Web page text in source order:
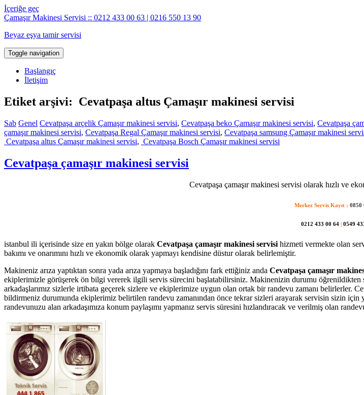
İçeriğe geç
Çamaşır Makinesi Servisi :: 0212 433 00 63 | 0216 550 13 90
Beyaz eşya tamir servisi
Toggle navigation
Başlangıç
İletişim
Etiket arşivi: Cevatpaşa altus Çamaşır makinesi servisi
Sab Genel Cevatpaşa arçelik Çamaşır makinesi servisi, Cevatpaşa beko Çamaşır makinesi servisi, Cevatpaşa
çamaşır makinesi servisi, Cevatpaşa Regal Çamaşır makinesi servisi, Cevatpaşa samsung Çamaşır makinesi
Cevatpaşa altus Çamaşır makinesi servisi, Cevatpaşa Bosch Çamaşır makinesi servisi
Cevatpaşa çamaşır makinesi servisi
Cevatpaşa çamaşır makinesi servisi olarak hızlı ve
Merkez Servis Kayıt : 0850
0212 433 00 64 | 0549
istanbul ili içerisinde size en yakın bölge olarak Cevatpaşa çamaşır makinesi servisi hizmeti vermekte olan
bakımı ve onarımını hızlı ve ekonomik olarak yapmayı kendisine düstur olarak belirlemiştir.
Makineniz arıza yaptıktan sonra yada arıza yapmaya başladığını fark ettiğiniz anda Cevatpaşa çamaşır
ekiplerimizle görüşerek ön bilgi vererek ilgili servis sürecini başlatabilirsiniz. Makinenizin durumu öğrenildikten
arkadaşlarımız sizlerle irtibata geçerek sizlere ve ekiplerimize uygun olan ortak bir randevu zamanı belirlerler.
bildirmeniz durumunda ekiplerimiz belirtilen randevu zamanından önce tekrar sizleri arayarak servisin sizin için
randevunuzu alan arkadaşımıza konum paylaşımı yapmanız servis süresini hızlandıracak ve verilmiş olan